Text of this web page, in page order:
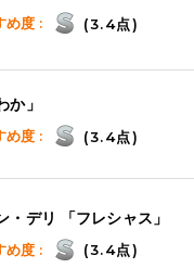
め度 : (3.4点)
か」
め度 : (3.4点)
・デリ 「フレシャス」
め度 : (3.4点)